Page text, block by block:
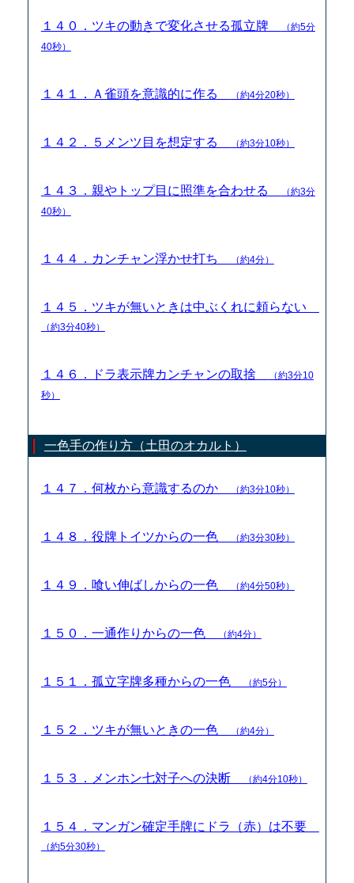
１４０．ツキの動きで変化させる孤立牌
（約5分
40秒）
１４１．Ａ雀頭を意識的に作る （約4分20秒）
１４２．５メンツ目を想定する （約3分10秒）
１４３．親やトップ目に照準を合わせる
（約3分
40秒）
１４４．カンチャン浮かせ打ち （約4分）
１４５．ツキが無いときは中ぶくれに頼らない
（約3分40秒）
１４６．ドラ表示牌カンチャンの取捨
（約3分10
秒）
一色手の作り方（土田のオカルト）
１４７．何枚から意識するのか （約3分10秒）
１４８．役牌トイツからの一色 （約3分30秒）
１４９．喰い伸ばしからの一色 （約4分50秒）
１５０．一通作りからの一色 （約4分）
１５１．孤立字牌多種からの一色 （約5分）
１５２．ツキが無いときの一色 （約4分）
１５３．メンホン七対子への決断 （約4分10秒）
１５４．マンガン確定手牌にドラ（赤）は不要
（約5分30秒）